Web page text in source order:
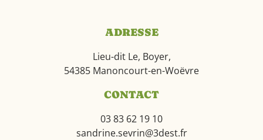
ADRESSE
Lieu-dit Le, Boyer,
54385 Manoncourt-en-Woëvre
CONTACT
03 83 62 19 10
sandrine.sevrin@3dest.fr